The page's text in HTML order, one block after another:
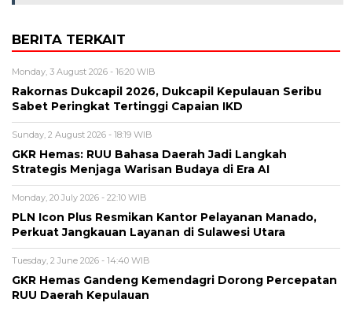
BERITA TERKAIT
Monday, 3 August 2026 - 16:20 WIB
Rakornas Dukcapil 2026, Dukcapil Kepulauan Seribu
Sabet Peringkat Tertinggi Capaian IKD
Sunday, 2 August 2026 - 18:19 WIB
GKR Hemas: RUU Bahasa Daerah Jadi Langkah
Strategis Menjaga Warisan Budaya di Era AI
Monday, 20 July 2026 - 22:10 WIB
PLN Icon Plus Resmikan Kantor Pelayanan Manado,
Perkuat Jangkauan Layanan di Sulawesi Utara
Tuesday, 2 June 2026 - 14:40 WIB
GKR Hemas Gandeng Kemendagri Dorong Percepatan
RUU Daerah Kepulauan